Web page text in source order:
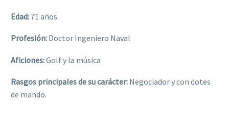
Edad: 71 años.
Profesión: Doctor Ingeniero Naval
Aficiones:Golf y la música
Rasgos principales de su carácter: Negociador y con dotes
de mando.